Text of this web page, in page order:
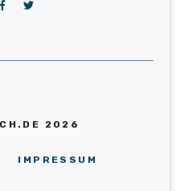
2026
IMPRESSUM